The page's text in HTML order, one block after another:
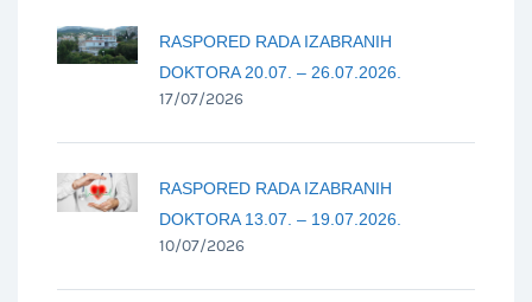
RASPORED RADA IZABRANIH
DOKTORA 20.07. – 26.07.2026.
17/07/2026
RASPORED RADA IZABRANIH
DOKTORA 13.07. – 19.07.2026.
10/07/2026